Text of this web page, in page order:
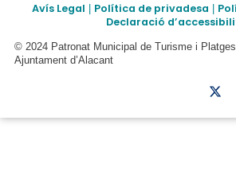
Avís Legal Política de privadesa
Declaració
© 2024 Patronat Municipal de Turisme i
Ajuntament d’Alacant